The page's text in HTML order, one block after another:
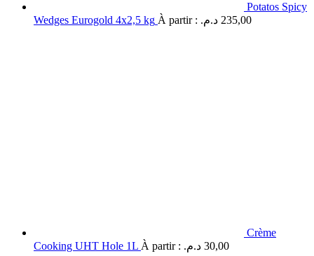
Potatos Spicy
Wedges Eurogold 4x2,5 kg À partir : 235,00 د.م.
Crème
Cooking UHT Hole 1L À partir : 30,00 د.م.